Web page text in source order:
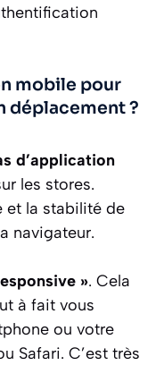
mobile pour
déplacement ?
d’application
les stores.
et la stabilité de
navigateur.
». Cela
à fait vous
ou votre
Safari. C’est très